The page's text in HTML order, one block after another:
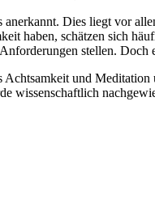
Dies liegt vor
haben, schätzen sich
stellen.
und
wissenschaftlich